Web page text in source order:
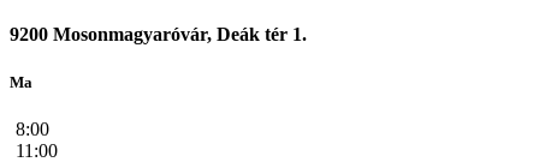
9200 Mosonmagyaróvár, Deák tér 1.
Ma
8:00
11:00